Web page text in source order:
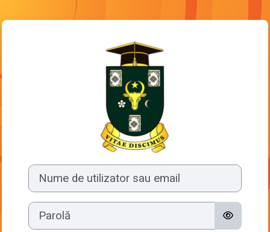
Sari la conţinutul principal
Conectați-vă la
Treci peste crearea unui cont nou
Nume de utilizator sau email
Parolă